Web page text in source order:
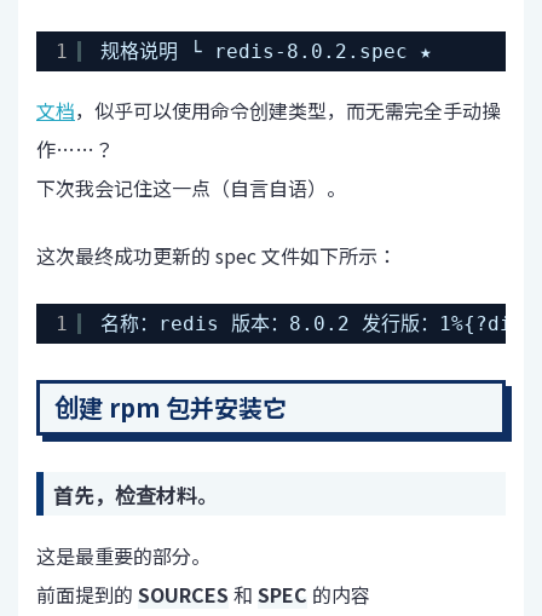
1 规格说明 └ redis-8.0.2.spec ★
文档，似乎可以使用命令创建类型，而无需完全手动操
作……？
下次我会记住这一点（自言自语）。
这次最终成功更新的 spec 文件如下所示：
1 名称：redis 版本：8.0.2 发行版：1%{?dist}
创建 rpm 包并安装它
首先，检查材料。
这是最重要的部分。
前面提到的 SOURCES 和 SPEC 的内容